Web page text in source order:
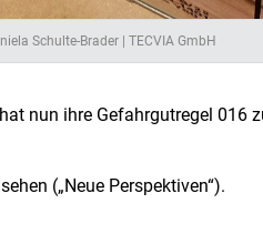
Schulte-Brader | TECVIA GmbH
nun ihre Gefahrgutregel 016
(„Neue Perspektiven“).